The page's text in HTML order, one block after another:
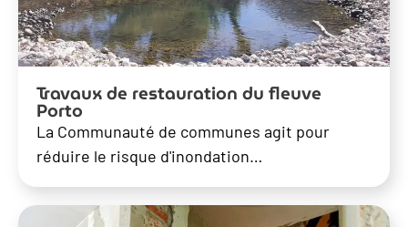
Travaux de restauration du fleuve
Porto
La Communauté de communes agit pour
réduire le risque d'inondation…